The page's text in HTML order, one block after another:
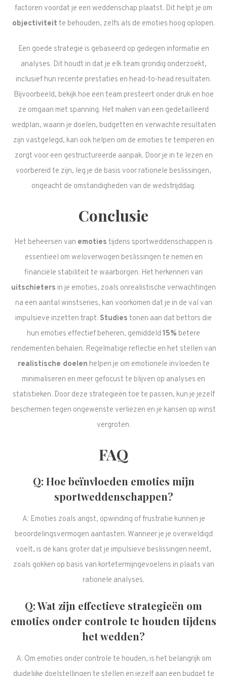
factoren voordat je een weddenschap plaatst. Dit helpt je om
objectiviteit te behouden, zelfs als de emoties hoog oplopen.
Een goede strategie is gebaseerd op gedegen informatie en
analyses. Dit houdt in dat je elk team grondig onderzoekt,
inclusief hun recente prestaties en head-to-head resultaten.
Bijvoorbeeld, bekijk hoe een team presteert onder druk en hoe
ze omgaan met spanning. Het maken van een gedetailleerd
wedplan, waarin je doelen, budgetten en verwachte resultaten
zijn vastgelegd, kan ook helpen om de emoties te temperen en
zorgt voor een gestructureerde aanpak. Door je in te lezen en
voorbereid te zijn, leg je de basis voor rationele beslissingen,
ongeacht de omstandigheden van de wedstrijddag.
Conclusie
Het beheersen van emoties tijdens sportweddenschappen is
essentieel om weloverwogen beslissingen te nemen en
financiële stabiliteit te waarborgen. Het herkennen van
uitschieters in je emoties, zoals onrealistische verwachtingen
na een aantal winstseries, kan voorkomen dat je in de val van
impulsieve inzetten trapt. Studies tonen aan dat bettors die
hun emoties effectief beheren, gemiddeld 15% betere
rendementen behalen. Regelmatige reflectie en het stellen van
realistische doelen helpen je om emotionele invloeden te
minimaliseren en meer gefocust te blijven op analyses en
statistieken. Door deze strategieën toe te passen, kun je jezelf
beschermen tegen ongewenste verliezen en je kansen op winst
vergroten.
FAQ
Q: Hoe beïnvloeden emoties mijn
sportweddenschappen?
A: Emoties zoals angst, opwinding of frustratie kunnen je
beoordelingsvermogen aantasten. Wanneer je je overweldigd
voelt, is de kans groter dat je impulsieve beslissingen neemt,
zoals gokken op basis van kortetermijngevoelens in plaats van
rationele analyses.
Q: Wat zijn effectieve strategieën om
emoties onder controle te houden tijdens
het wedden?
A: Om emoties onder controle te houden, is het belangrijk om